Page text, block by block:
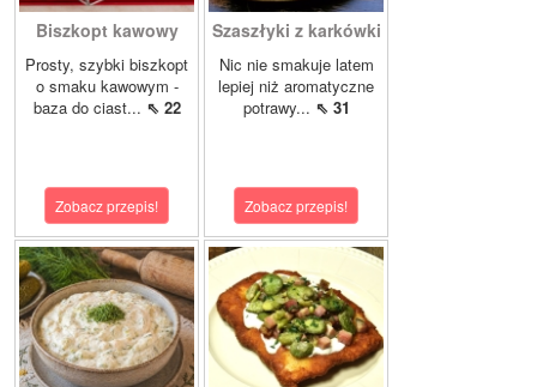
Biszkopt kawowy
Prosty, szybki biszkopt
o smaku kawowym -
baza do ciast... ⇖ 22
Zobacz przepis!
Szaszłyki z karkówki
Nic nie smakuje latem
lepiej niż aromatyczne
potrawy... ⇖ 31
Zobacz przepis!